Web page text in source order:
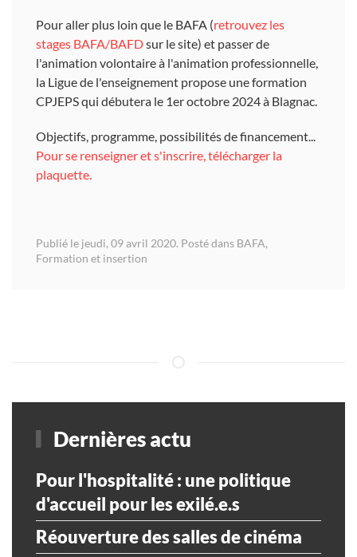
Pour aller plus loin que le BAFA (retrouvez les
stages BAFA/BAFDsur le site) et passer de
l'animation volontaire à l'animation professionnelle,
la Ligue de l'enseignement propose une formation
CPJEPS qui débutera le 1er octobre 2024 à Blagnac.
Objectifs, programme, possibilités de financement...
Pour se renseigner et s'inscrire, télécharger la
plaquette.
Publié le jeudi, 09 avril 2020. Posté dans BAFA,
Formation et insertion
Dernières actu
Pour l'hospitalité : une politique
d'accueil pour les exilé.e.s
Réouverture des salles de cinéma